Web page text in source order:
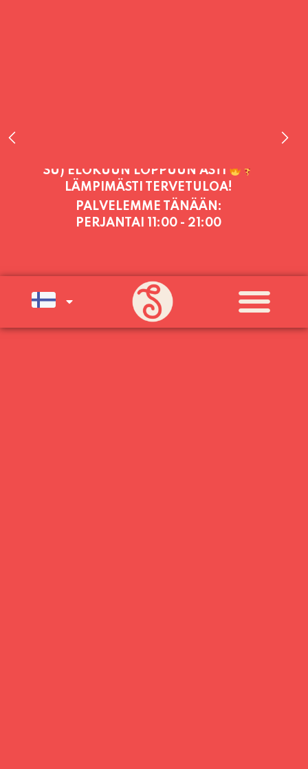
PALVELEMME TÄNÄÄN:
PERJANTAI 11:00 - 21:00
PALVELEMME PÄIVITTÄIN (MA-SU
AVOINNA VIIKONLOPPUISIN (PE-
SU) ELOKUUN LOPPUUN ASTI
LÄMPIMÄSTI TERVETULOA!